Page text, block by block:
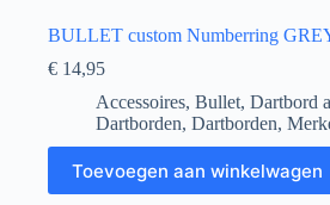
BULLET custom Numberring
€ 14,95
Accessoires, Bullet, Dartbord
Dartborden, Dartborden,
Toevoegen aan winkelwagen